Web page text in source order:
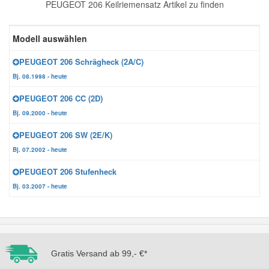
PEUGEOT 206 Keilriemensatz Artikel zu finden
Modell auswählen
PEUGEOT 206 Schrägheck (2A/C)
Bj. 08.1998 - heute
PEUGEOT 206 CC (2D)
Bj. 09.2000 - heute
PEUGEOT 206 SW (2E/K)
Bj. 07.2002 - heute
PEUGEOT 206 Stufenheck
Bj. 03.2007 - heute
Gratis Versand ab 99,- €*
Zündanlage und Glühanlage
Jeep Ersatzteile
Kia Ersatzteile
Lancia Ersatzteile